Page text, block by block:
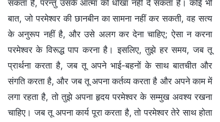
सकता है, परन्तु उसके आत्मा को धोखा नहीं दे सकता है। कोई भी
बात, जो परमेश्वर की छानबीन का सामना नहीं कर सकती, वह सत्य
के अनुरूप नहीं है, और उसे अलग कर देना चाहिए; ऐसा न करना
परमेश्वर के विरूद्ध पाप करना है। इसलिए, तुझे हर समय, जब तू
प्रार्थना करता है, जब तू अपने भाई-बहनों के साथ बातचीत और
संगति करता है, और जब तू अपना कर्तव्य करता है और अपने काम में
लगा रहता है, तो तुझे अपना हृदय परमेश्वर के सम्मुख अवश्य रखना
चाहिए। जब तू अपना कार्य पूरा करता है, तो परमेश्वर तेरे साथ होता